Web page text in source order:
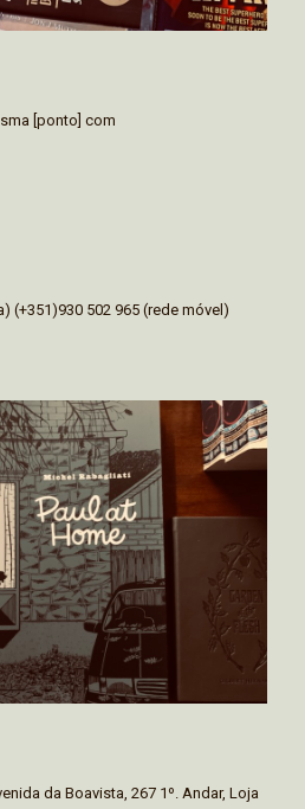
[ponto] com
(+351)930 502 965 (rede móvel)
da Boavista, 267 1º. Andar, Loja